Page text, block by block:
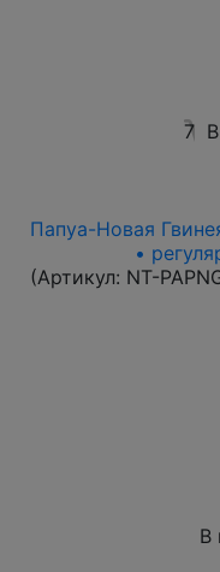
7
Папуа-Новая
•
(Артикул: NT-
В